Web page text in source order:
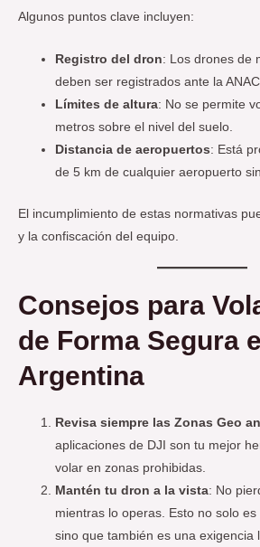
Algunos puntos clave incluyen:
Registro del dron: Los drones de
deben ser registrados ante la
Límites de altura: No se permite
metros sobre el nivel del suelo.
Distancia de aeropuertos: Está
de 5 km de cualquier aeropuerto
El incumplimiento de estas normativas
y la confiscación del equipo.
Consejos para
de Forma Segura
Argentina
Revisa siempre las Zonas Geo
aplicaciones de DJI son tu mejor
volar en zonas prohibidas.
Mantén tu dron a la vista: No
mientras lo operas. Esto no solo
sino que también es una exigencia